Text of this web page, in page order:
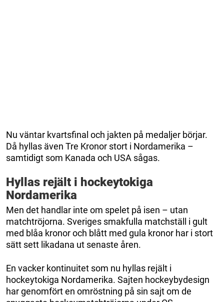
Nu väntar kvartsfinal och jakten på medaljer börjar.
Då hyllas även Tre Kronor stort i Nordamerika –
samtidigt som Kanada och USA sågas.
Hyllas rejält i hockeytokiga
Nordamerika
Men det handlar inte om spelet på isen – utan
matchtröjorna. Sveriges smakfulla matchställ i gult
med blåa kronor och blått med gula kronor har i stort
sätt sett likadana ut senaste åren.
En vacker kontinuitet som nu hyllas rejält i
hockeytokiga Nordamerika. Sajten hockeybydesign
har genomfört en omröstning på sin sajt om de